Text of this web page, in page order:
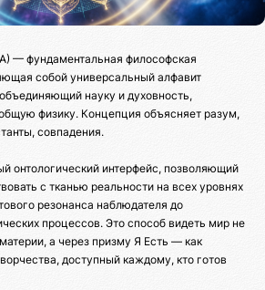
— фундаментальная философская
собой универсальный алфавит
науку и духовность,
физику. Концепция объясняет разум,
совпадения.
онтологический интерфейс, позволяющий
с тканью реальности на всех уровнях
резонанса наблюдателя до
процессов. Это способ видеть мир не
а через призму Я Есть — как
доступный каждому, кто готов